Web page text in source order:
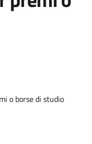
o borse di studio